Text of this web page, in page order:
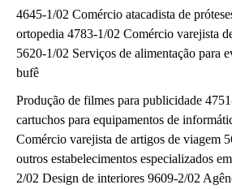
4645-1/02 Comércio atacadista de
ortopedia 4783-1/02 Comércio varejista
5620-1/02 Serviços de alimentação para
bufê
Produção de filmes para publicidade
cartuchos para equipamentos de
Comércio varejista de artigos de viagem
outros estabelecimentos especializados
2/02 Design de interiores 9609-2/02